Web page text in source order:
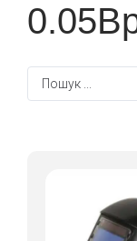
Відгуки
Про нас
Контакти